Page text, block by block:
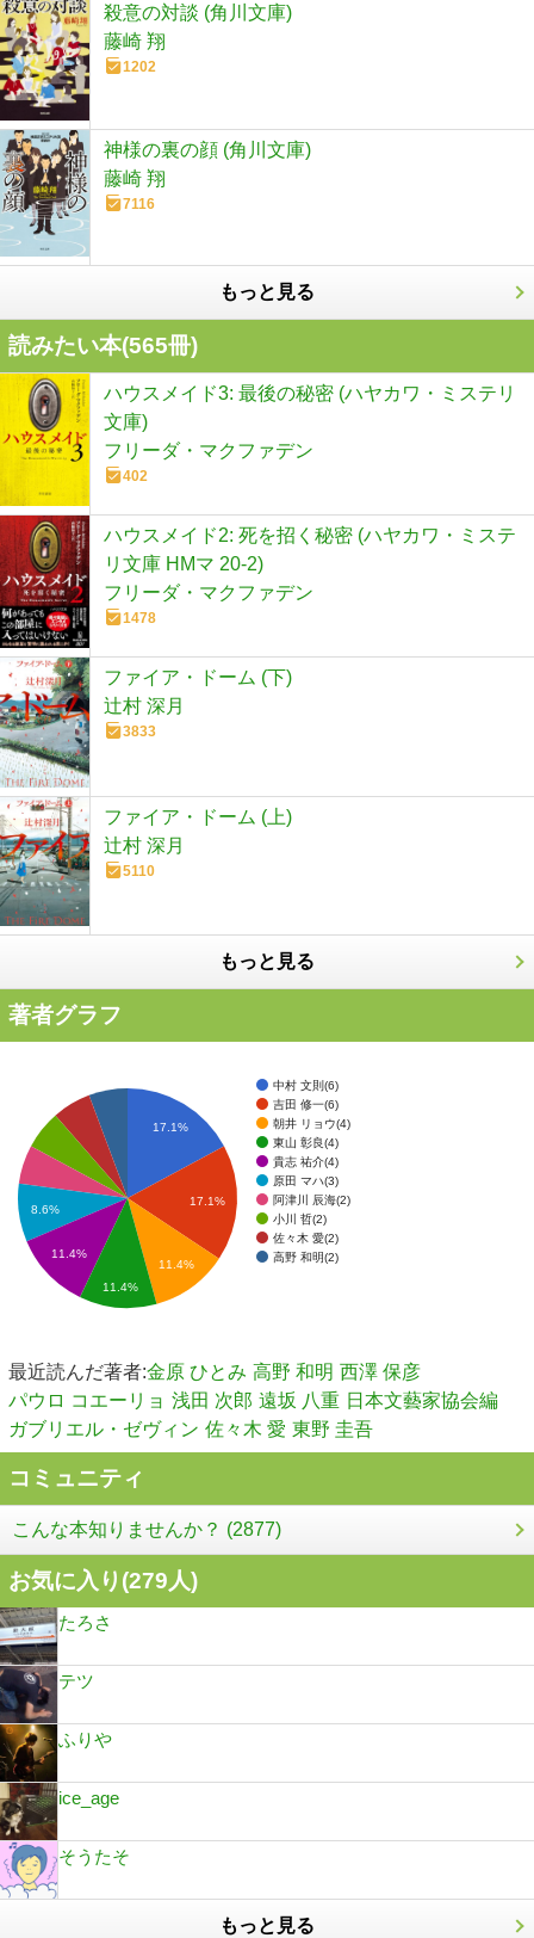
殺意の対談 (角川文庫)
藤崎 翔
1202
神様の裏の顔 (角川文庫)
藤崎 翔
7116
もっと見る
読みたい本(565冊)
ハウスメイド3: 最後の秘密 (ハヤカワ・ミステリ
文庫)
フリーダ・マクファデン
402
ハウスメイド2: 死を招く秘密 (ハヤカワ・ミステ
リ文庫 HMマ 20-2)
フリーダ・マクファデン
1478
ファイア・ドーム (下)
辻村 深月
3833
ファイア・ドーム (上)
辻村 深月
5110
もっと見る
著者グラフ
中村 文則(6)
吉田 修一(6)
朝井 リョウ(4)
東山 彰良(4)
貴志 祐介(4)
原田 マハ(3)
阿津川 辰海(2)
小川 哲(2)
佐々木 愛(2)
高野 和明(2)
17.1%
17.1%
11.4%
8.6%
11.4%
11.4%
最近読んだ著者:金原 ひとみ 高野 和明 西澤 保彦
パウロ コエーリョ 浅田 次郎 遠坂 八重 日本文藝家協会編
ガブリエル・ゼヴィン 佐々木 愛 東野 圭吾
コミュニティ
こんな本知りませんか？ (2877)
お気に入り(279人)
たろさ
テツ
ふりや
ice_age
そうたそ
もっと見る